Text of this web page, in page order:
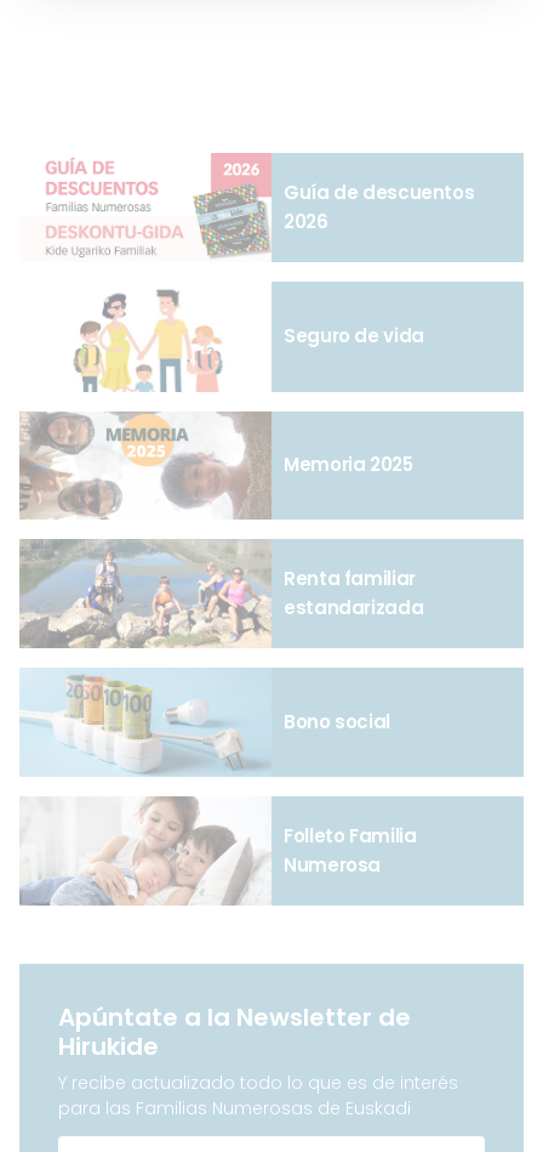
Guía de descuentos
2026
Seguro de vida
Memoria 2025
Renta familiar
estandarizada
Bono social
Folleto Familia
Numerosa
Apúntate a la Newsletter de
Hirukide
Y recibe actualizado todo lo que es de interés
para las Familias Numerosas de Euskadi